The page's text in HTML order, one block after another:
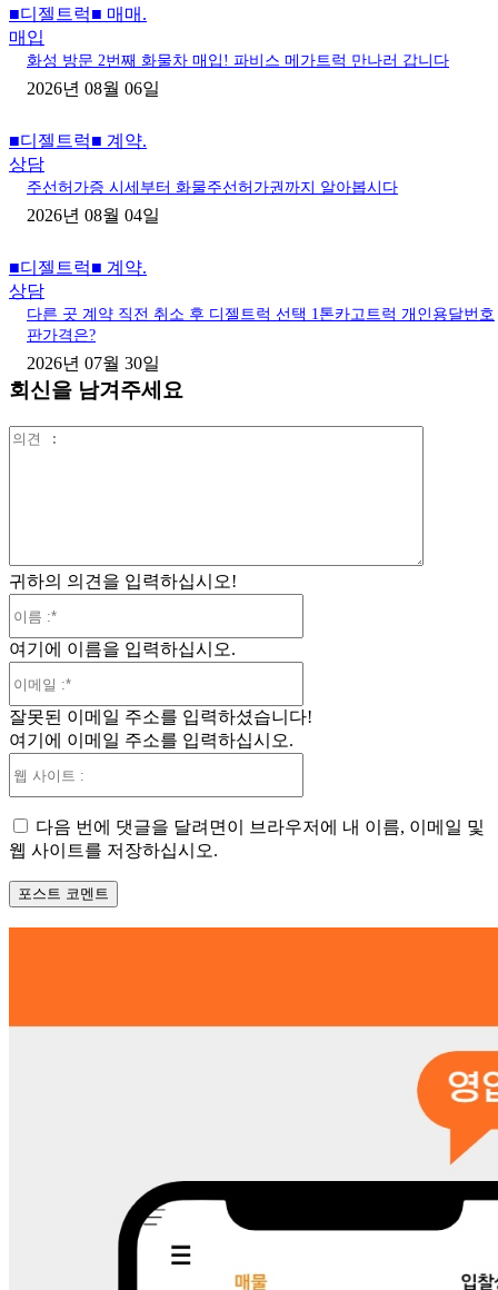
■디젤트럭■ 매매.
매입
화성 방문 2번째 화물차 매입! 파비스 메가트럭 만나러 갑니다
2026년 08월 06일
■디젤트럭■ 계약.
상담
주선허가증 시세부터 화물주선허가권까지 알아봅시다
2026년 08월 04일
■디젤트럭■ 계약.
상담
다른 곳 계약 직전 취소 후 디젤트럭 선택 1톤카고트럭 개인용달번호
판가격은?
2026년 07월 30일
회신을 남겨주세요
귀하의 의견을 입력하십시오!
여기에 이름을 입력하십시오.
일
잘못된 이메일 주소를 입력하셨습니다!
여기에 이메일 주소를 입력하십시오.
트
다음 번에 댓글을 달려면이 브라우저에 내 이름, 이메일 및
웹 사이트를 저장하십시오.